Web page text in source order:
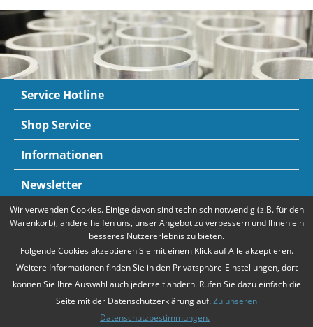
Service Hotline
Shop Service
Informationen
Newsletter
Zahlungsarten Mehr Informationen
Wir verwenden Cookies. Einige davon sind technisch notwendig (z.B. für den
Warenkorb), andere helfen uns, unser Angebot zu verbessern und Ihnen ein
besseres Nutzererlebnis zu bieten.
Folgende Cookies akzeptieren Sie mit einem Klick auf Alle akzeptieren.
Weitere Informationen finden Sie in den Privatsphäre-Einstellungen, dort
können Sie Ihre Auswahl auch jederzeit ändern. Rufen Sie dazu einfach die
Seite mit der Datenschutzerklärung auf.Zu unseren
Datenschutzbestimmungen.